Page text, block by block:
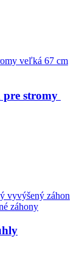
pre stromy
záhony